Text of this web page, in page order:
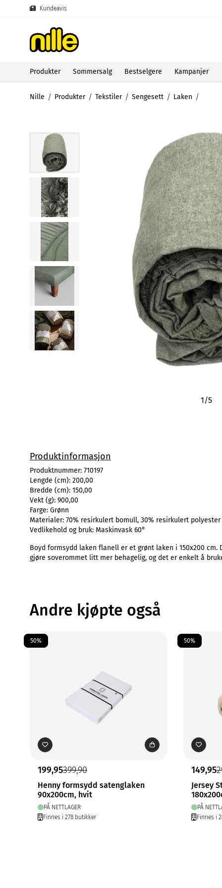
Kundeavis
Produkter Sommersalg Bestselgere Kampanjer
Nille Produkter Tekstiler Sengesett Laken
1/5
Produktinformasjon
Produktnummer: 710197
Lengde (cm): 200,00
Bredde (cm): 150,00
Vekt (g): 900,00
Farge: Grønn
Materialer: 70% resirkulert bomull, 30% resirkulert polyester
Vedlikehold og bruk: Maskinvask 60°
Boyd formsydd laken flanell er et grønt laken i 150x200
gjøre soverommet litt mer behagelig, og det er enkelt å
Andre kjøpte også
50%
199,95399,90
Henny formsydd satenglaken
90x200cm, hvit
PÅ NETTLAGER
Finnes i 278 butikker
50%
149,95
Jersey
PÅ
Finnes i